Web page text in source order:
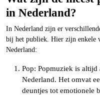
in Nederland?
In Nederland zijn er
bij het publiek. Hier zijn enkele
Nederland:
Pop: Popmuziek is altijd
Nederland. Het omvat
deuntjes tot emotionele